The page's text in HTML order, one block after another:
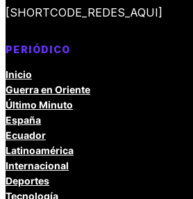
[SHORTCODE_REDES_AQUI]
PERIÓDICO
Inicio
Guerra en Oriente
Último Minuto
España
Ecuador
Latinoamérica
Internacional
Deportes
Tecnología